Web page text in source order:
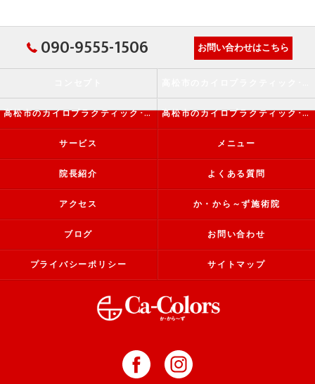
090-9555-1506 お問い合わせはこちら
高松市のカイロプラクティック･か・から～ず施術院の評判 高松市のカイロプラクティック･か・から～ず施術院のお客様の声
サービス メニュー
院長紹介 よくある質問
アクセス か・から～ず施術院
ブログ お問い合わせ
プライバシーポリシー サイトマップ